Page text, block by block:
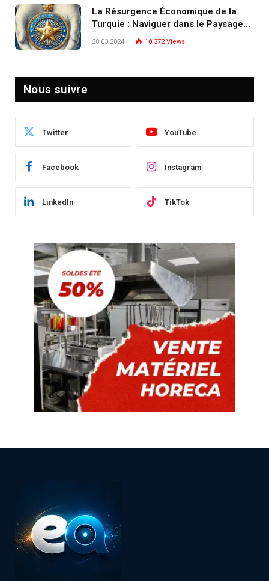
La Résurgence Économique de la
Turquie : Naviguer dans le Paysage
Post-Crise
28.03.2024 10 372Views
Nous suivre
Twitter YouTube
Facebook Instagram
LinkedIn TikTok